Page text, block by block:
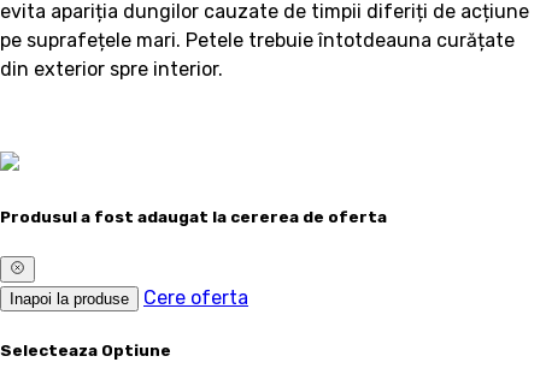
evita apariția dungilor cauzate de timpii diferiți de acțiune
pe suprafețele mari. Petele trebuie întotdeauna curățate
din exterior spre interior.
Produsul a fost adaugat la cererea de oferta
Inapoi la produse Cere oferta
Selecteaza Optiune